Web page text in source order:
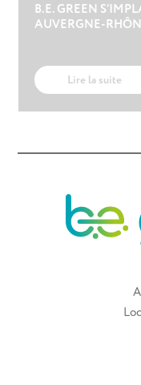
B.E. GREEN
AUVERGNE-
Lire la suite